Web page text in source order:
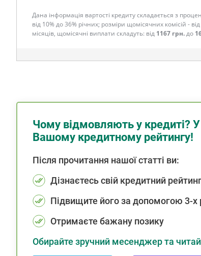
Дана інформація вартості кредиту складається з
від 10% до 36% річних; розміри щомісячних комісій -
місяців, щомісячні виплати складуть: від 1167 грн.до
Чому відмовляють у кредиті?
Вашому кредитному рейтингу!
Після прочитання нашої статті ви:
Дізнаєтесь свій кредитний
Підвищите його за допомогою 3-х
Отримаєте бажану позику
Обирайте зручний месенджер та